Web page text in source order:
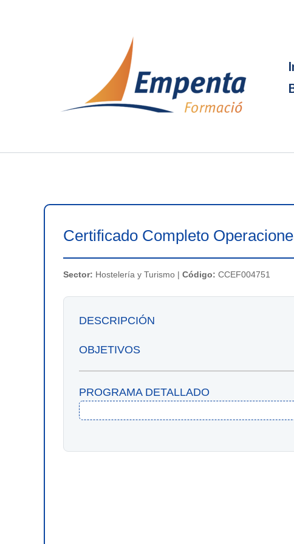
Certificado Completo
Sector: Hostelería y Turismo | Código: CCEF004751
DESCRIPCIÓN
OBJETIVOS
PROGRAMA DETALLADO